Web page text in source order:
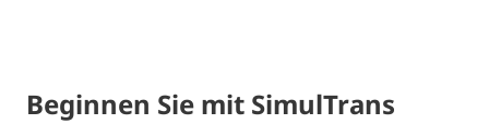
Beginnen Sie mit SimulTrans